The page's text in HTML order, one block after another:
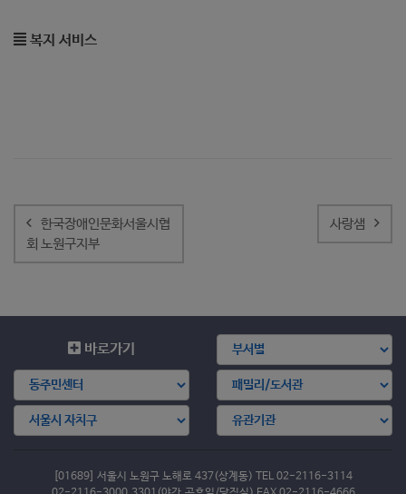
복지 서비스
내
비
게
한국장애인문화서울시협
회 노원구지부
사랑샘
바로가기
[01689] 서울시 노원구 노해로 437(상계동) TEL 02-2116-3114